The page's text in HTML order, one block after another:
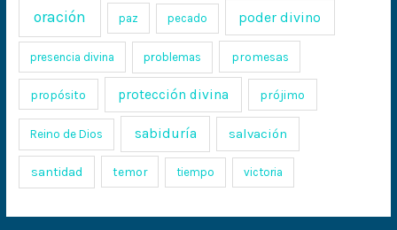
oración paz pecado poder divino
presencia divina problemas promesas
propósito protección divina prójimo
Reino de Dios sabiduría salvación
santidad temor tiempo victoria